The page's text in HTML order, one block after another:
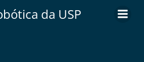
da USP